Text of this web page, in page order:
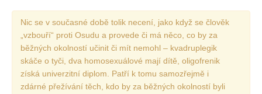
Vydání 1-2/ 2024
Vydání 3-4/ 2023
Vydání 1-2/ 2023
Vydání 1-2/ 2022
Vydání 3-4/ 2022
Nic se v současné době tolik necení, jako když se člověk
„vzbouří“ proti Osudu a provede či má něco, co by za
běžných okolností učinit či mít nemohl – kvadruplegik
skáče o tyči, dva homosexuálové mají dítě, oligofrenik
získá univerzitní diplom. Patří k tomu samozřejmě i
zdárné přežívání těch, kdo by za běžných okolností byli